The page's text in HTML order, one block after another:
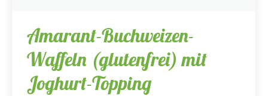
Amarant-Buchweizen-
Waffeln (glutenfrei) mit
Joghurt-Topping